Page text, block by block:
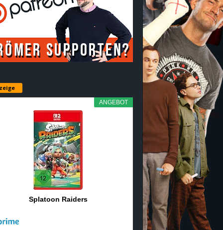
ANGEBOT
Splatoon Raiders